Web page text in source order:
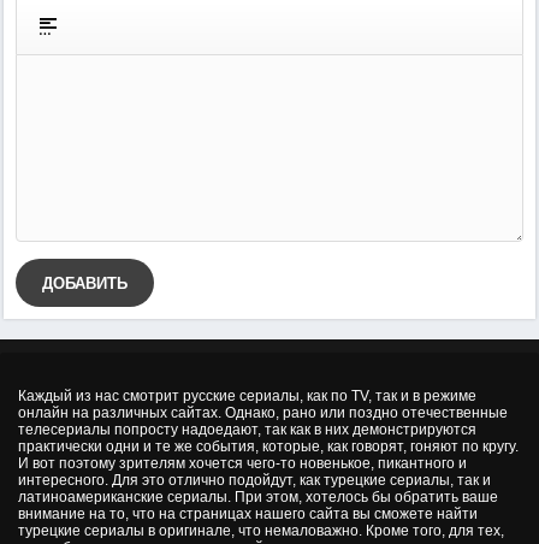
ДОБАВИТЬ
Каждый из нас смотрит русские сериалы, как по TV, так и в режиме
онлайн на различных сайтах. Однако, рано или поздно отечественные
телесериалы попросту надоедают, так как в них демонстрируются
практически одни и те же события, которые, как говорят, гоняют по кругу.
И вот поэтому зрителям хочется чего-то новенькое, пикантного и
интересного. Для это отлично подойдут, как турецкие сериалы, так и
латиноамериканские сериалы. При этом, хотелось бы обратить ваше
внимание на то, что на страницах нашего сайта вы сможете найти
турецкие сериалы в оригинале, что немаловажно. Кроме того, для тех,